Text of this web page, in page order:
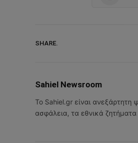
SHARE.
Sahiel Newsroom
Το Sahiel.gr είναι
ασφάλεια, τα εθνικά ζητήματα